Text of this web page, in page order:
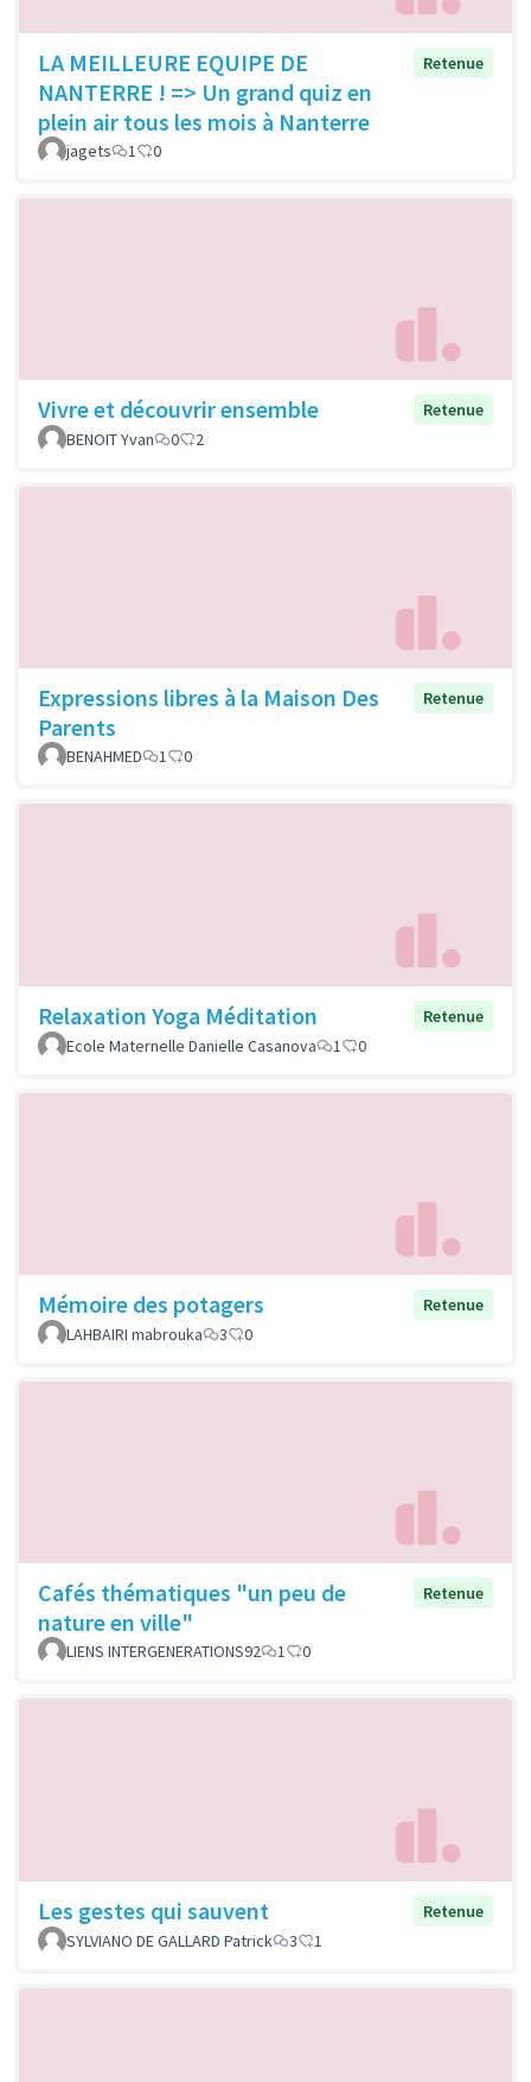
LA MEILLEURE EQUIPE DE
NANTERRE ! => Un grand quiz en
plein air tous les mois à Nanterre
Retenue
jagets 1 0
Vivre et découvrir ensemble
Retenue
BENOIT Yvan
0 2
Expressions libres à la Maison Des
Parents
Retenue
BENAHMED 1 0
Relaxation Yoga Méditation
Retenue
Ecole Maternelle Danielle Casanova
1 0
Mémoire des potagers
Retenue
LAHBAIRI mabrouka
3 0
Cafés thématiques "un peu de
nature en ville"
Retenue
LIENS INTERGENERATIONS92 1 0
Les gestes qui sauvent
Retenue
SYLVIANO DE GALLARD Patrick
3 1